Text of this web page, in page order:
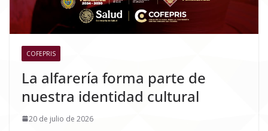
COFEPRIS
La alfarería forma parte de
nuestra identidad cultural
20 de julio de 2026